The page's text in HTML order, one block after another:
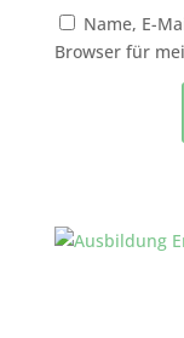
Name, E-
Browser für